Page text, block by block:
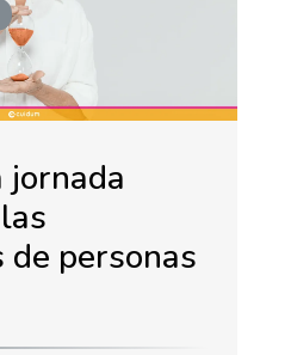
jornada
de personas